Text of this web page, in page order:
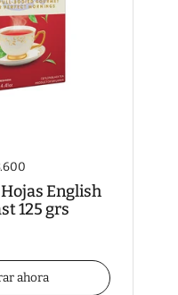
English
125 grs
ahora